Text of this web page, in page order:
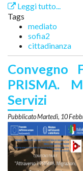
Leggi tutto...
Tags
mediato
sofia2
cittadinanza
Convegno
PRISMA.
Servizi
Martedì, 10